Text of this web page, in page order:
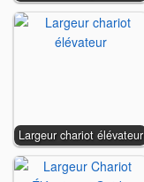
Largeur chariot élévateur